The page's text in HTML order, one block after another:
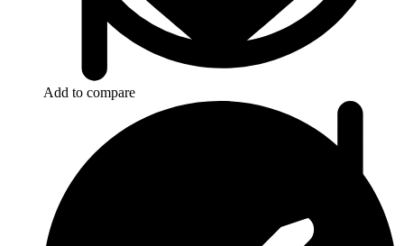
Add to compare